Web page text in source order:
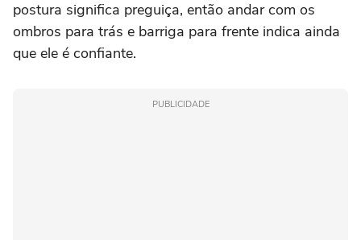
postura significa preguiça, então andar com os
ombros para trás e barriga para frente indica ainda
que ele é confiante.
PUBLICIDADE